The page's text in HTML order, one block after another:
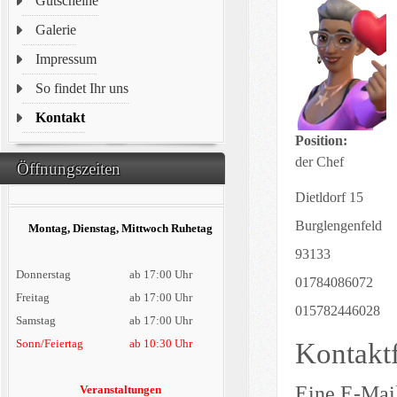
Galerie
Impressum
So findet Ihr uns
Kontakt
Öffnungszeiten
Montag, Dienstag, Mittwoch Ruhetag
Donnerstag
ab 17:00 Uhr
Freitag
ab 17:00 Uhr
Samstag
ab 17:00 Uhr
Sonn/Feiertag
ab 10:30 Uhr
Veranstaltungen
Position:
der Chef
Adresse:
Dietldorf 15
Burglengenfeld
93133
Telefon:
01784086072
Mobil:
015782446028